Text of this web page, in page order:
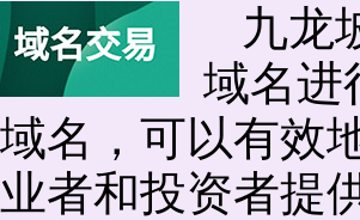
九龙
域名进
域名，可以有效
业者和投资者提